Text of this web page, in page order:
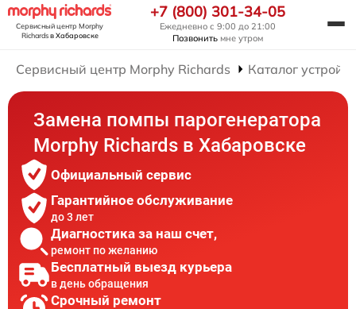
Сервисный центр Morphy
Richardsв Хабаровске
+7 (800) 301-34-05
Ежедневно с 9:00 до 21:00
Позвонить мне утром
Сервисный центр Morphy Richards Каталог
Замена помпы парогенератора
Morphy Richards в Хабаровске
Официальный сервис
Гарантийное обслуживание
до 3 лет
Диагностика за наш счет,
ремонт по желанию
Бесплатный выезд курьера
в день обращения
Срочный ремонт